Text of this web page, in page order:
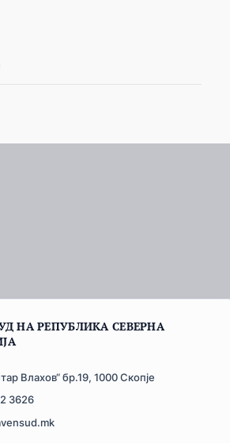
НА РЕПУБЛИКА СЕВЕРНА
Влахов“ бр.19, 1000 Скопје
3626